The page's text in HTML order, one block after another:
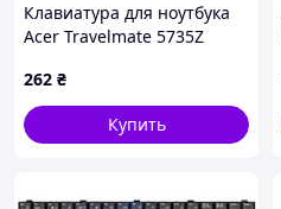
Клавиатура для ноутбука
Acer Travelmate 5735Z
262 ₴
Купить